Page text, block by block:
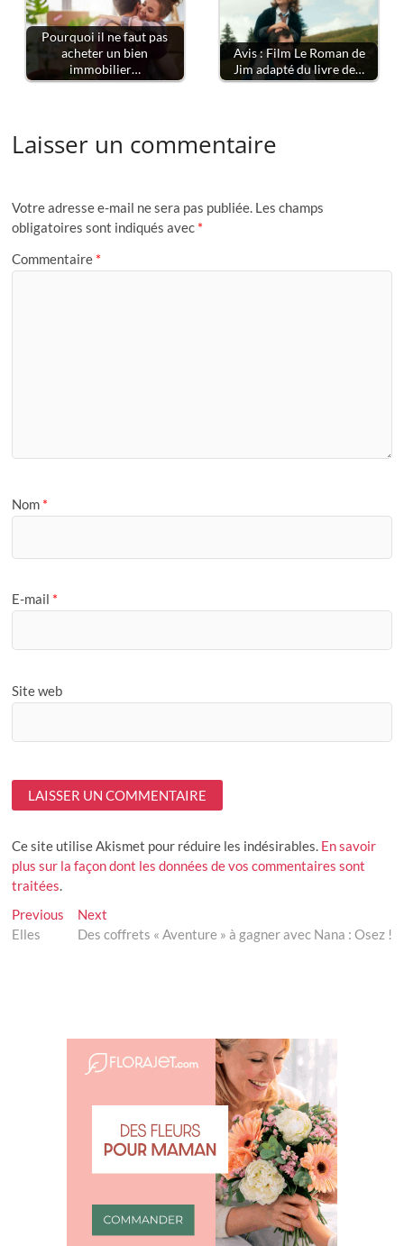
Pourquoi il ne faut pas
acheter un bien
immobilier…
Avis : Film Le Roman de
Jim adapté du livre de…
Laisser un commentaire
Votre adresse e-mail ne sera pas publiée. Les champs
obligatoires sont indiqués avec *
Commentaire *
Nom *
E-mail *
Site web
Ce site utilise Akismet pour réduire les indésirables. En savoir
plus sur la façon dont les données de vos commentaires sont
traitées.
Navigation
de
Previous Previous
post:
Elles
NextNext
post:
Des coffrets « Aventure » à gagner avec Nana : Osez !